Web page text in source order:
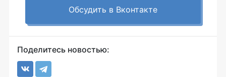
Обсудить в Вконтакте
Поделитесь новостью: